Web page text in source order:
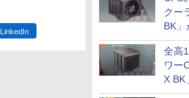
クー
BK」
プに
全高
ワー
X BK
LinkedIn